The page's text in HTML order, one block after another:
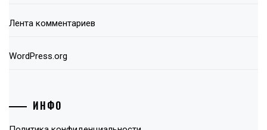
Лента комментариев
WordPress.org
ИНФО